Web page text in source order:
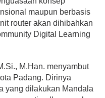
maupun berbasis
router akan dihibahkan
Digital Learning
M.Han. menyambut
Padang. Dirinya
yang dilakukan Mandala